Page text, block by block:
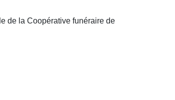
de la Coopérative funéraire de